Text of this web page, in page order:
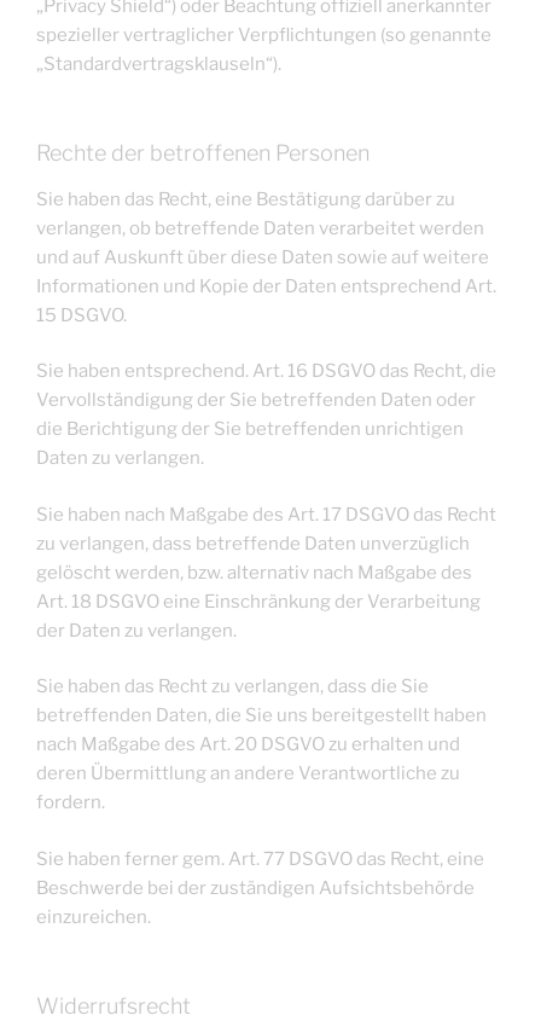
„Privacy Shield“) oder Beachtung offiziell anerkannter
spezieller vertraglicher Verpflichtungen (so genannte
„Standardvertragsklauseln“).
Rechte der betroffenen Personen
Sie haben das Recht, eine Bestätigung darüber zu
verlangen, ob betreffende Daten verarbeitet werden
und auf Auskunft über diese Daten sowie auf weitere
Informationen und Kopie der Daten entsprechend Art.
15 DSGVO.
Sie haben entsprechend. Art. 16 DSGVO das Recht, die
Vervollständigung der Sie betreffenden Daten oder
die Berichtigung der Sie betreffenden unrichtigen
Daten zu verlangen.
Sie haben nach Maßgabe des Art. 17 DSGVO das Recht
zu verlangen, dass betreffende Daten unverzüglich
gelöscht werden, bzw. alternativ nach Maßgabe des
Art. 18 DSGVO eine Einschränkung der Verarbeitung
der Daten zu verlangen.
Sie haben das Recht zu verlangen, dass die Sie
betreffenden Daten, die Sie uns bereitgestellt haben
nach Maßgabe des Art. 20 DSGVO zu erhalten und
deren Übermittlung an andere Verantwortliche zu
fordern.
Sie haben ferner gem. Art. 77 DSGVO das Recht, eine
Beschwerde bei der zuständigen Aufsichtsbehörde
einzureichen.
Widerrufsrecht